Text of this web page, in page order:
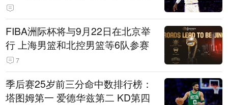
FIBA洲际杯将与9月22日在北京举
行 上海男篮和北控男篮等6队参赛
7
季后赛25岁前三分命中数排行榜：
塔图姆第一 爱德华兹第二 KD第四